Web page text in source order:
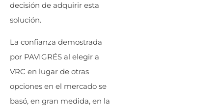
decisión de adquirir esta
solución.
La confianza demostrada
por PAVIGRÉS al elegir a
VRC en lugar de otras
opciones en el mercado se
basó, en gran medida, en la